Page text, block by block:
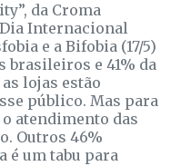
da Croma
Internacional
e a Bifobia (17/5)
brasileiros e 41% da
lojas estão
público. Mas para
atendimento das
Outros 46%
é um tabu para